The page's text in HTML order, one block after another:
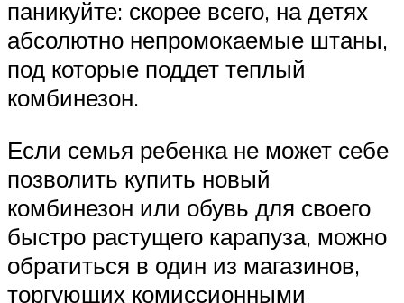
паникуйте: скорее всего, на детях
абсолютно непромокаемые штаны,
под которые поддет теплый
комбинезон.
Если семья ребенка не может себе
позволить купить новый
комбинезон или обувь для своего
быстро растущего карапуза, можно
обратиться в один из магазинов,
торгующих комиссионными